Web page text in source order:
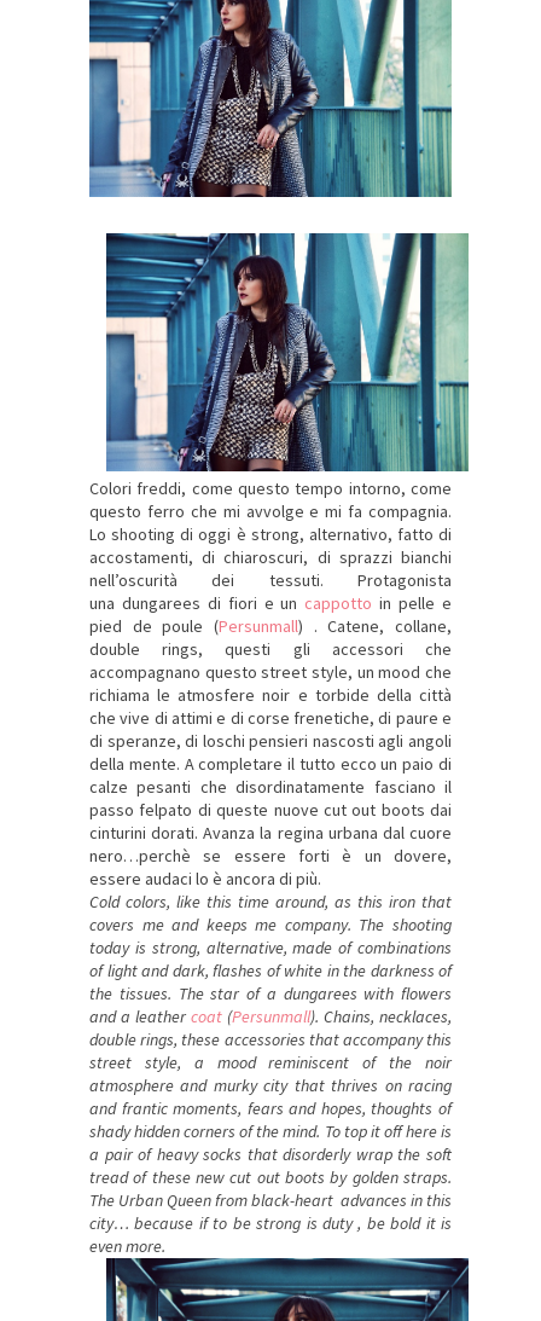
Colori freddi, come questo tempo intorno, come
questo ferro che mi avvolge e mi fa compagnia.
Lo shooting di oggi è strong, alternativo, fatto di
accostamenti, di chiaroscuri, di sprazzi bianchi
nell’oscurità dei tessuti. Protagonista
una dungarees di fiori e un cappotto in pelle e
pied de poule (Persunmall) . Catene, collane,
double rings, questi gli accessori che
accompagnano questo street style, un mood che
richiama le atmosfere noir e torbide della città
che vive di attimi e di corse frenetiche, di paure e
di speranze, di loschi pensieri nascosti agli angoli
della mente. A completare il tutto ecco un paio di
calze pesanti che disordinatamente fasciano il
passo felpato di queste nuove cut out boots dai
cinturini dorati. Avanza la regina urbana dal cuore
nero…perchè se essere forti è un dovere,
essere audaci lo è ancora di più.
Cold colors, like this time around, as this iron that
covers me and keeps me company. The shooting
today is strong, alternative, made of combinations
of light and dark, flashes of white in the darkness of
the tissues. The star of a dungarees with flowers
and a leathercoat (Persunmall). Chains, necklaces,
double rings, these accessories that accompany this
street style, a mood reminiscent of the noir
atmosphere and murky city that thrives on racing
and frantic moments, fears and hopes, thoughts of
shady hidden corners of the mind. To top it off here is
a pair of heavy socks that disorderly wrap the soft
tread of these new cut out boots by golden straps.
The Urban Queen from black-heart advances in this
city… because if to be strong is duty , be bold it is
even more.